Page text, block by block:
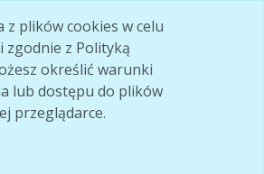
plików cookies w celu
zgodnie z Polityką
określić warunki
lub dostępu do plików
przeglądarce.